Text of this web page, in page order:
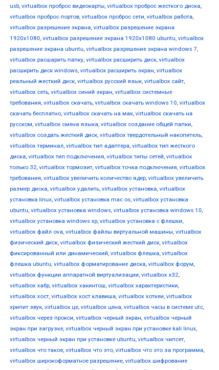
usb, virtualbox проброс видеокарты, virtualbox проброс жесткого диска,
virtualbox проброс портов, virtualbox проброс сети, virtualbox работа,
virtualbox разрешение экрана, virtualbox разрешение экрана
1920x1080, virtualbox разрешение экрана 1920x1080 ubuntu, virtualbox
разрешение экрана ubuntu, virtualbox разрешение экрана windows 7,
virtualbox расшарить папку, virtualbox расширить диск, virtualbox
расширить диск windows, virtualbox расширить экран, virtualbox
реальный жесткий диск, virtualbox русский язык, virtualbox сайт,
virtualbox сеть, virtualbox синий экран, virtualbox системные
требования, virtualbox скачать, virtualbox скачать windows 10, virtualbox
скачать бесплатно, virtualbox скачать на мак, virtualbox скачать на
русском, virtualbox смена языка, virtualbox создание общей папки,
virtualbox создать жесткий диск, virtualbox твердотельный накопитель,
virtualbox терминал, virtualbox тип адаптера, virtualbox тип жесткого
диска, virtualbox тип подключения, virtualbox типы сетей, virtualbox
только 32, virtualbox тормозит, virtualbox точка подключения, virtualbox
требования, virtualbox увеличить количество ядер, virtualbox увеличить
размер диска, virtualbox удалить, virtualbox установка, virtualbox
установка linux, virtualbox установка mac os, virtualbox установка
ubuntu, virtualbox установка windows, virtualbox установка windows 10,
virtualbox установка windows xp, virtualbox установка с флешки,
virtualbox файл ova, virtualbox файлы виртуальной машины, virtualbox
физический диск, virtualbox физический жесткий диск, virtualbox
фиксированный или динамический, virtualbox флешка, virtualbox
флешка ubuntu, virtualbox форматирование диска, virtualbox форум,
virtualbox функции аппаратной виртуализации, virtualbox х32,
virtualbox хабр, virtualbox хакинтош, virtualbox характеристики,
virtualbox хост, virtualbox хост клавиша, virtualbox хоткеи, virtualbox
хрипит звук, virtualbox це, virtualbox цена, virtualbox часы в системе utc,
virtualbox через прокси, virtualbox черный экран, virtualbox черный
экран при загрузке, virtualbox черный экран при установке kali linux,
virtualbox черный экран при установке ubuntu, virtualbox чипсет,
virtualbox что такое, virtualbox что это, virtualbox что это за программа,
virtualbox широкоформатное разрешение, virtualbox шифрование